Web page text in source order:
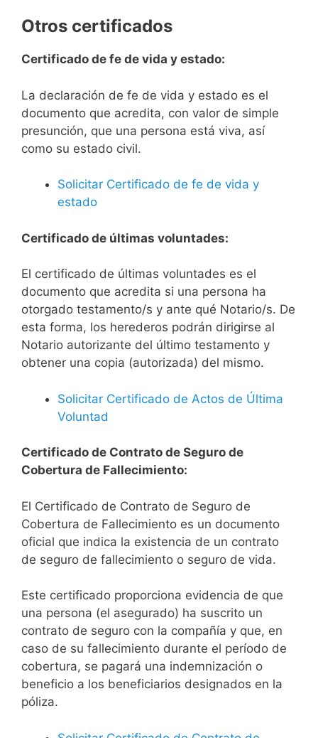
Otros certificados
Certificado de fe de vida y estado:
La declaración de fe de vida y estado es el
documento que acredita, con valor de simple
presunción, que una persona está viva, así
como su estado civil.
Solicitar Certificado de fe de vida y
estado
Certificado de últimas voluntades:
El certificado de últimas voluntades es el
documento que acredita si una persona ha
otorgado testamento/s y ante qué Notario/s. De
esta forma, los herederos podrán dirigirse al
Notario autorizante del último testamento y
obtener una copia (autorizada) del mismo.
Solicitar Certificado de Actos de Última
Voluntad
Certificado de Contrato de Seguro de
Cobertura de Fallecimiento:
El Certificado de Contrato de Seguro de
Cobertura de Fallecimiento es un documento
oficial que indica la existencia de un contrato
de seguro de fallecimiento o seguro de vida.
Este certificado proporciona evidencia de que
una persona (el asegurado) ha suscrito un
contrato de seguro con la compañía y que, en
caso de su fallecimiento durante el período de
cobertura, se pagará una indemnización o
beneficio a los beneficiarios designados en la
póliza.